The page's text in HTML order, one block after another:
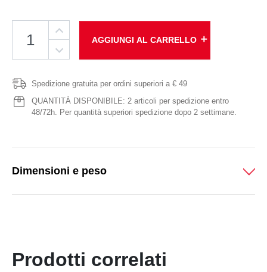
AGGIUNGI AL CARRELLO add
Spedizione gratuita per ordini superiori a € 49
QUANTITÀ DISPONIBILE: 2 articoli per spedizione entro
48/72h. Per quantità superiori spedizione dopo 2 settimane.
Dimensioni e peso
Prodotti correlati